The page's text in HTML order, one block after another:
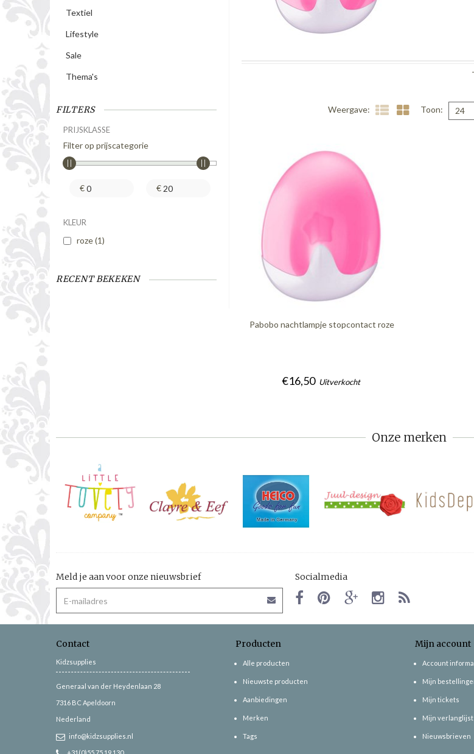
Textiel
Lifestyle
Sale
Thema's
FILTERS
PRIJSKLASSE
Filter op prijscategorie
€ €
KLEUR
roze(1)
RECENT BEKEKEN
Weergave Toon 24
Pabobo nachtlampje stopcontact roze
€16,50 Uitverkocht
Onze merken
Meld je aan voor onze nieuwsbrief Socialmedia
Contact
Kidzsupplies
Generaal van der Heydenlaan 28
7316 BC Apeldoorn
Nederland
info@kidzsupplies.nl
Producten
Alle producten
Nieuwste producten
Aanbiedingen
Merken
Tags
Mijn account
Account
Mijn
Mijn tickets
Mijn verlanglijst
Nieuwsbrieven